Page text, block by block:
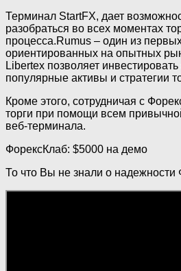
Терминал StartFX, дает
разобраться во всех моментах
процесса.Rumus – один из
ориентированных на опытных
Libertex позволяет
популярные активы и стратегии
Кроме этого, сотрудничая с
торги при помощи всем
веб-терминала.
ФорексКлаб: $5000 на демо
То что Вы не знали о надежности